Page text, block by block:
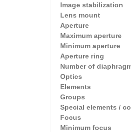
Image stabilization
Lens mount
Aperture
Maximum aperture
Minimum aperture
Aperture ring
Number of
Optics
Elements
Groups
Special elements /
Focus
Minimum focus